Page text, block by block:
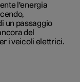
l'energia
un passaggio
del
i veicoli elettrici.